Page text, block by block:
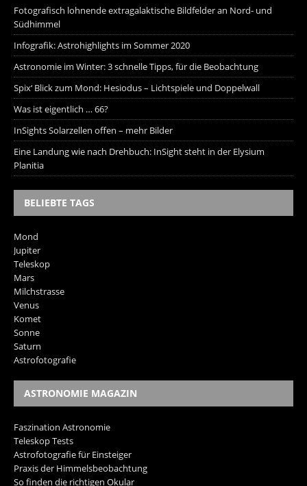
Fotografisch lohnende extragalaktische Bildfelder an Nord- und
Südhimmel
Infografik: Astrohighlights im Sommer 2020
Astronomie im Winter: 3 schnelle Tipps, für die Beobachtung
Spix‘ Blick zum Mond: Hesiodus – Lichtspiele und Doppelwall
Was ist eigentlich … 66?
InSights Solarzellen offen – mehr Bilder
Eine Landung wie nach Drehbuch: InSight steht in der Elysium
Planitia
BELIEBTE TAGS
Mond
Jupiter
Teleskop
Mars
Milchstrasse
Venus
Komet
Sonne
Saturn
Astrofotografie
ASTRONOMIE MAGAZIN
Faszination Astronomie
Teleskop Tests
Astrofotografie für Einsteiger
Praxis der Himmelsbeobachtung
So finden die richtigen Okular